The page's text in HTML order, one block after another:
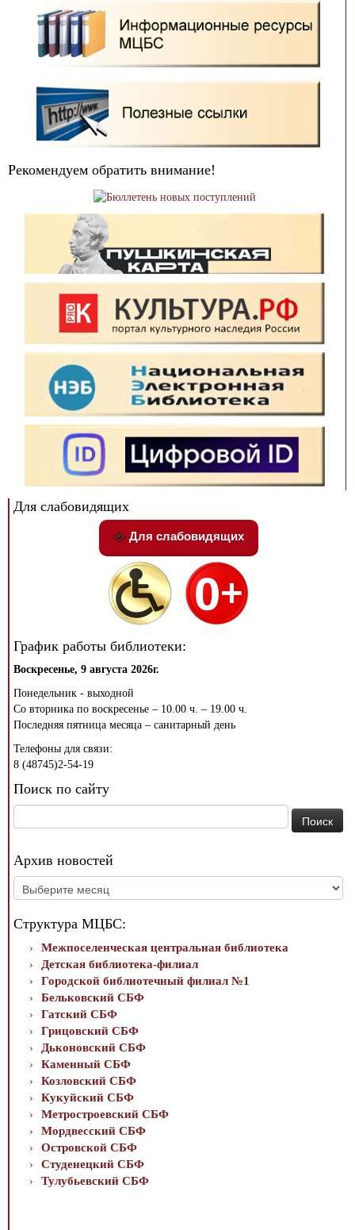
Рекомендуем обратить внимание!
Для слабовидящих
Для слабовидящих
График работы библиотеки:
Воскресенье, 9 августа 2026г.
Понедельник - выходной
Со вторника по воскресенье – 10.00 ч. – 19.00 ч.
Последняя пятница месяца – санитарный день
Телефоны для связи:
8 (48745)2-54-19
Поиск по сайту
Архив новостей
Архив
новостей
Структура МЦБС:
Межпоселенческая центральная библиотека
Детская библиотека-филиал
Городской библиотечный филиал №1
Бельковский СБФ
Гатский СБФ
Грицовский СБФ
Дьконовский СБФ
Каменный СБФ
Козловский СБФ
Кукуйский СБФ
Метростроевский СБФ
Мордвесский СБФ
Островской СБФ
Студенецкий СБФ
Тулубьевский СБФ